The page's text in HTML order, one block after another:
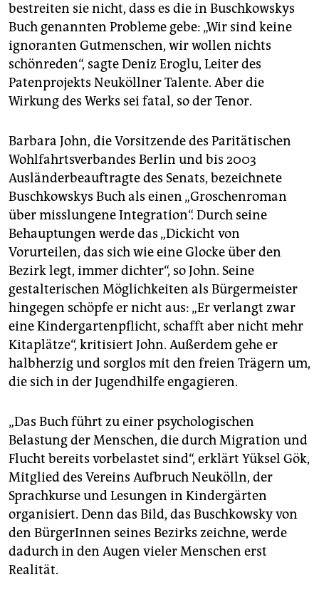
bestreiten sie nicht, dass es die in Buschkowskys
Buch genannten Probleme gebe: „Wir sind keine
ignoranten Gutmenschen, wir wollen nichts
schönreden“, sagte Deniz Eroglu, Leiter des
Patenprojekts Neuköllner Talente. Aber die
Wirkung des Werks sei fatal, so der Tenor.
Barbara John, die Vorsitzende des Paritätischen
Wohlfahrtsverbandes Berlin und bis 2003
Ausländerbeauftragte des Senats, bezeichnete
Buschkowskys Buch als einen „Groschenroman
über misslungene Integration“. Durch seine
Behauptungen werde das „Dickicht von
Vorurteilen, das sich wie eine Glocke über den
Bezirk legt, immer dichter“, so John. Seine
gestalterischen Möglichkeiten als Bürgermeister
hingegen schöpfe er nicht aus: „Er verlangt zwar
eine Kindergartenpflicht, schafft aber nicht mehr
Kitaplätze“, kritisiert John. Außerdem gehe er
halbherzig und sorglos mit den freien Trägern um,
die sich in der Jugendhilfe engagieren.
„Das Buch führt zu einer psychologischen
Belastung der Menschen, die durch Migration und
Flucht bereits vorbelastet sind“, erklärt Yüksel Gök,
Mitglied des Vereins Aufbruch Neukölln, der
Sprachkurse und Lesungen in Kindergärten
organisiert. Denn das Bild, das Buschkowsky von
den BürgerInnen seines Bezirks zeichne, werde
dadurch in den Augen vieler Menschen erst
Realität.